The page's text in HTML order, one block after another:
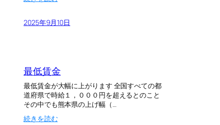
の
月
だ
け
ど
2025年9月10日
最低賃金
最低賃金が大幅に上がります 全国すべての都
道府県で時給１，０００円を超えるとのこと
その中でも熊本県の上げ幅（…
続きを読む: